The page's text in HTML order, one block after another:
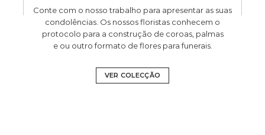
Conte com o nosso trabalho para apresentar as suas
condolências. Os nossos floristas conhecem o
protocolo para a construção de coroas, palmas
e ou outro formato de flores para funerais.
VER COLECÇÃO